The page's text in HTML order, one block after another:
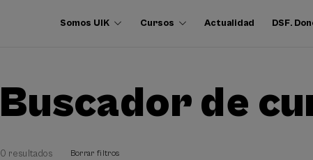
Somos UIK Cursos Actualidad DSF.
Buscador de
0 resultados Borrar filtros